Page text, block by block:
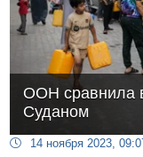
ООН сравнила
Суданом
14 ноября 2023,